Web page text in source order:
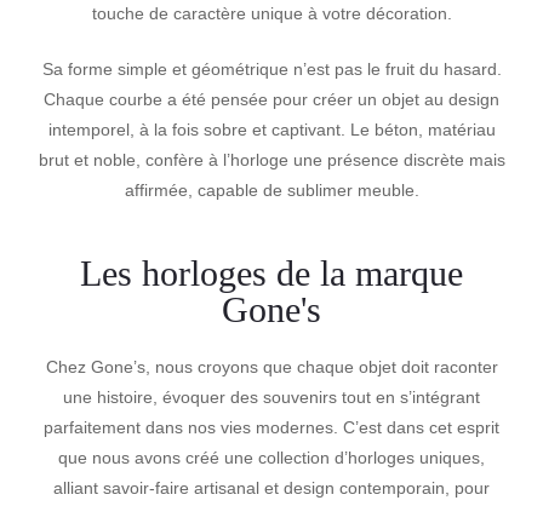
touche de caractère unique à votre décoration.
Sa forme simple et géométrique n’est pas le fruit du hasard.
Chaque courbe a été pensée pour créer un objet au design
intemporel, à la fois sobre et captivant. Le béton, matériau
brut et noble, confère à l’horloge une présence discrète mais
affirmée, capable de sublimer meuble.
Les horloges de la marque
Gone's
Chez Gone’s, nous croyons que chaque objet doit raconter
une histoire, évoquer des souvenirs tout en s’intégrant
parfaitement dans nos vies modernes. C’est dans cet esprit
que nous avons créé une collection d’horloges uniques,
alliant savoir-faire artisanal et design contemporain, pour